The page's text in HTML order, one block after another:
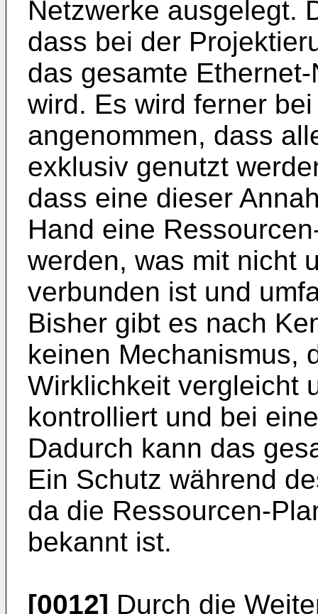
Netzwerke ausgelegt.
dass bei der
das gesamte
wird. Es wird ferner
angenommen, dass
exklusiv genutzt
dass eine dieser
Hand eine
werden, was mit nicht
verbunden ist und
Bisher gibt es nach
keinen Mechanismus,
Wirklichkeit vergleicht
kontrolliert und bei
Dadurch kann das
Ein Schutz während
da die Ressourcen-
bekannt ist.
[0012] Durch die